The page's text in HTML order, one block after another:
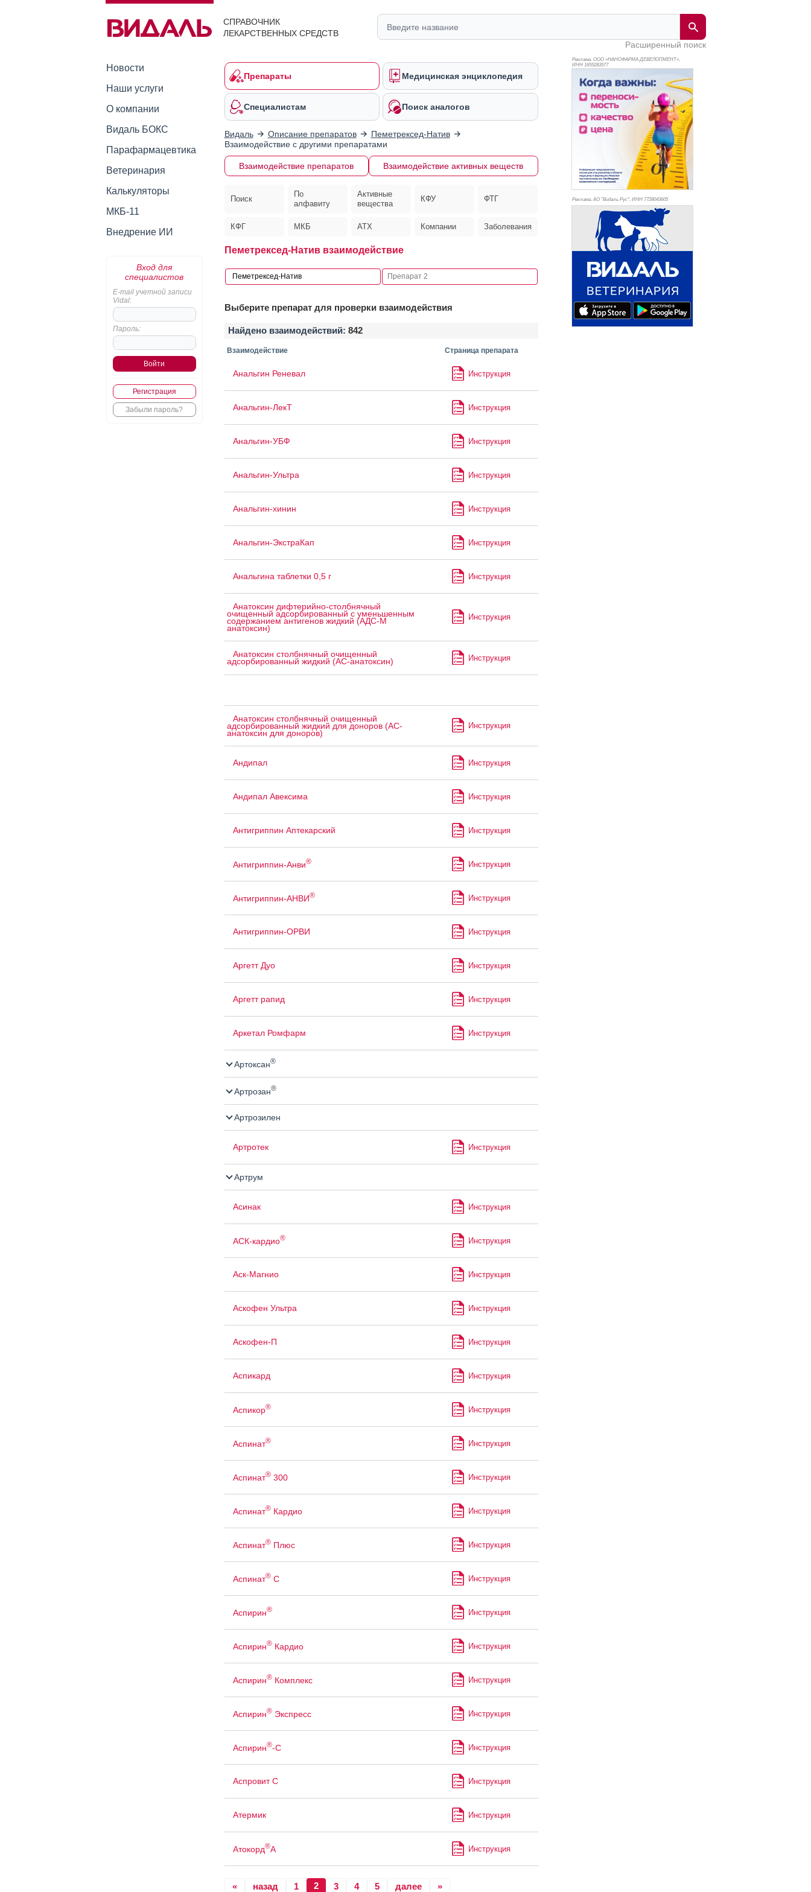
СПРАВОЧНИК
ЛЕКАРСТВЕННЫХ СРЕДСТВ
Расширенный поиск
Новости
Наши услуги
О компании
Видаль БОКС
Парафармацевтика
Ветеринария
Калькуляторы
МКБ-11
Внедрение ИИ
Вход для
специалистов
E-mail учетной записи
Vidal:
Пароль:
Регистрация
Забыли пароль?
Препараты Медицинская энциклопедия
Специалистам Поиск аналогов
Видаль Описание препаратов
Пеметрексед-Натив
Взаимодействие с другими препаратами
Взаимодействие препаратов Взаимодействие активных веществ
Поиск
По
алфавиту
Активные
вещества
КФУ ФТГ
КФГ МКБ АТХ Компании Заболевания
Пеметрексед-Натив взаимодействие
Выберите препарат для проверки взаимодействия
Найдено взаимодействий: 842
Взаимодействие Страница препарата
Анальгин Реневал Инструкция
Анальгин-ЛекТ Инструкция
Анальгин-УБФ Инструкция
Анальгин-Ультра Инструкция
Анальгин-хинин Инструкция
Анальгин-ЭкстраКап Инструкция
Анальгина таблетки 0,5 г Инструкция
Анатоксин дифтерийно-столбнячный
очищенный адсорбированный с уменьшенным
содержанием антигенов жидкий (АДС-М
анатоксин)
Инструкция
Анатоксин столбнячный очищенный
адсорбированный жидкий (АС-анатоксин) Инструкция
Анатоксин столбнячный очищенный
адсорбированный жидкий для доноров (АС-
анатоксин для доноров)
Инструкция
Андипал Инструкция
Андипал Авексима Инструкция
Антигриппин Аптекарский Инструкция
Антигриппин-Анви® Инструкция
Антигриппин-АНВИ® Инструкция
Антигриппин-ОРВИ Инструкция
Аргетт Дуо Инструкция
Аргетт рапид Инструкция
Аркетал Ромфарм Инструкция
Артоксан®
Артрозан®
Артрозилен
Артротек Инструкция
Артрум
Асинак Инструкция
АСК-кардио® Инструкция
Аск-Магнио Инструкция
Аскофен Ультра Инструкция
Аскофен-П Инструкция
Аспикард Инструкция
Аспикор® Инструкция
Аспинат® Инструкция
Аспинат®300 Инструкция
Аспинат®Кардио Инструкция
Аспинат®Плюс Инструкция
Аспинат®С Инструкция
Аспирин® Инструкция
Аспирин®Кардио Инструкция
Аспирин®Комплекс Инструкция
Аспирин®Экспресс Инструкция
Аспирин®-С Инструкция
Аспровит С Инструкция
Атермик Инструкция
Атокорд®А Инструкция
« назад 1 2 3 4 5 далее »
Реклама. ООО «НАНОФАРМА ДЕВЕЛОПМЕНТ»,
ИНН 1655283577
Реклама. АО "Видаль Рус", ИНН 7728043605